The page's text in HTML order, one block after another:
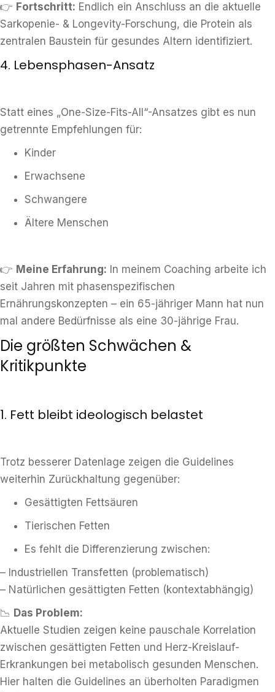
👉 Fortschritt: Endlich ein Anschluss an die aktuelle
Sarkopenie- & Longevity-Forschung, die Protein als
zentralen Baustein für gesundes Altern identifiziert.
4. Lebensphasen-Ansatz
Statt eines „One-Size-Fits-All“-Ansatzes gibt es nun
getrennte Empfehlungen für:
Kinder
Erwachsene
Schwangere
Ältere Menschen
👉 Meine Erfahrung: In meinem Coaching arbeite ich
seit Jahren mit phasenspezifischen
Ernährungskonzepten – ein 65-jähriger Mann hat nun
mal andere Bedürfnisse als eine 30-jährige Frau.
Die größten Schwächen &
Kritikpunkte
1. Fett bleibt ideologisch belastet
Trotz besserer Datenlage zeigen die Guidelines
weiterhin Zurückhaltung gegenüber:
Gesättigten Fettsäuren
Tierischen Fetten
Es fehlt die Differenzierung zwischen:
– Industriellen Transfetten (problematisch)
– Natürlichen gesättigten Fetten (kontextabhängig)
📉 Das Problem:
Aktuelle Studien zeigen keine pauschale Korrelation
zwischen gesättigten Fetten und Herz-Kreislauf-
Erkrankungen bei metabolisch gesunden Menschen.
Hier halten die Guidelines an überholten Paradigmen